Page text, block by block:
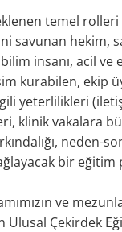
temel rolleri
savunan hekim,
insanı, acil ve
kurabilen, ekip
yeterlilikleri
klinik vakalara
neden-
bir eğitim
ve
Ulusal Çekirdek